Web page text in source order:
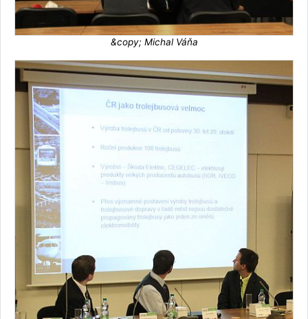
&copy; Michal Váňa